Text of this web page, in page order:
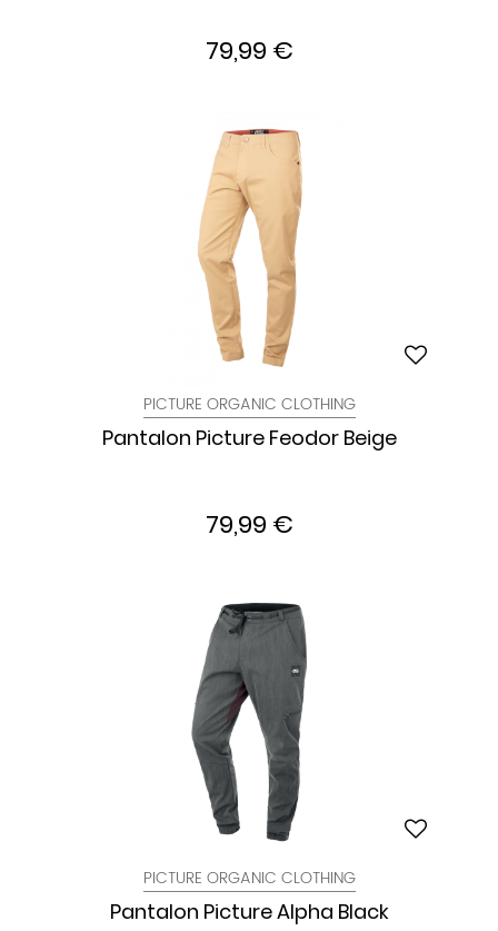
79,99 €
PICTURE ORGANIC CLOTHING
Pantalon Picture Feodor Beige
79,99 €
PICTURE ORGANIC CLOTHING
Pantalon Picture Alpha Black